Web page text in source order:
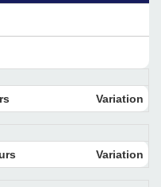
Variation
Variation